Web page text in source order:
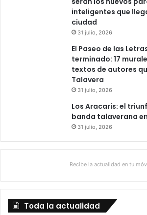
inteligentes que
ciudad
31 julio, 2026
El Paseo de las
terminado: 17
textos de autores
Talavera
31 julio, 2026
Los Aracaris: el
banda talaverana en
31 julio, 2026
Recibe la actualidad en tu
Toda la actualidad